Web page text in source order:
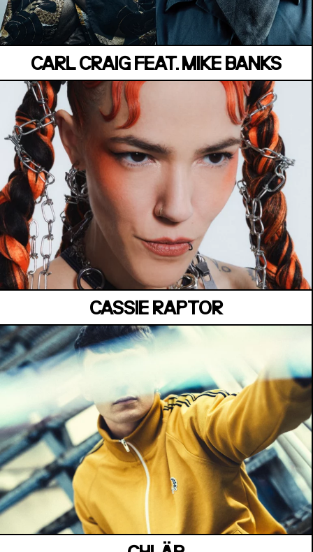
CARL CRAIG FEAT. MIKE BANKS
CASSIE RAPTOR
MANOIR DE KEROUAL
Samedi 04 juillet
MANOIR DE KEROUAL
Samedi 04 juillet